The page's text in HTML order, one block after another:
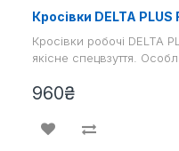
Кросівки DELTA
Кросівки робочі DELTA
якісне спецвзуття.
960₴